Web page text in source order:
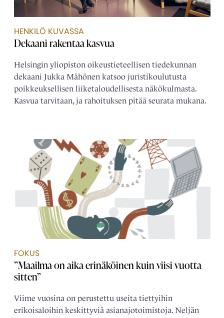
HENKILÖ KUVASSA
Dekaani rakentaa kasvua
Helsingin yliopiston oikeustieteellisen tiedekunnan
dekaani Jukka Mähönen katsoo juristikoulutusta
poikkeuksellisen liiketaloudellisesta näkökulmasta.
Kasvua tarvitaan, ja rahoituksen pitää seurata mukana.
FOKUS
”Maailma on aika erinäköinen kuin viisi vuotta
sitten”
Viime vuosina on perustettu useita tiettyihin
erikoisaloihin keskittyviä asianajotoimistoja. Neljän